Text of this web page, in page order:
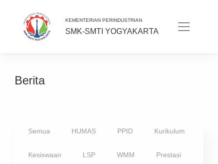
KEMENTERIAN PERINDUSTRIAN
SMK-SMTI YOGYAKARTA
Berita
Semua HUMAS PPID Kurikulum
Kesiswaan LSP WMM Prestasi